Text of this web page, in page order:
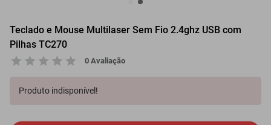
Teclado e Mouse Multilaser Sem Fio 2.4ghz USB com
Pilhas TC270
0 Avaliação
Produto indisponível!